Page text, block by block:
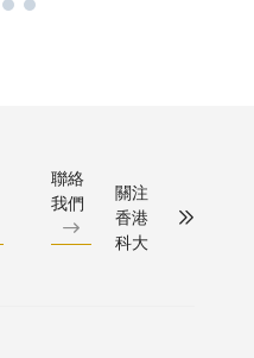
聯絡
我們
關注
香港
科大